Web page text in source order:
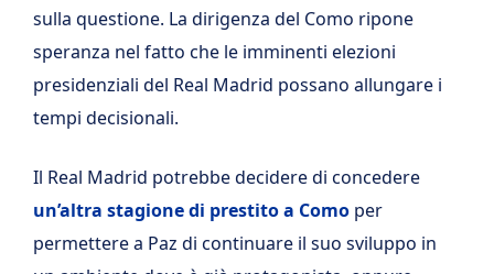
sulla questione. La dirigenza del Como ripone
speranza nel fatto che le imminenti elezioni
presidenziali del Real Madrid possano allungare i
tempi decisionali.
Il Real Madrid potrebbe decidere di concedere
un’altra stagione di prestito a Como per
permettere a Paz di continuare il suo sviluppo in